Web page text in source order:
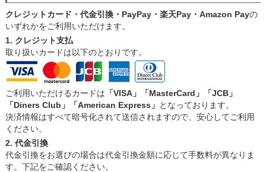
クレジットカード・代金引換・PayPay・楽天Pay・Amazon Payの
いずれかをご利用いただけます。
1. クレジット支払
取り扱いカードは以下のとおりです。
ご利用いただけるカードは 「VISA」「MasterCard」「JCB」
「Diners Club」「American Express」 となっております。
決済情報はすべて暗号化されて送信されますので、安心してご利用
ください。
2. 代金引換
代金引換をお選びの場合は代金引換金額に応じて手数料が異なりま
す。下記をご確認ください。